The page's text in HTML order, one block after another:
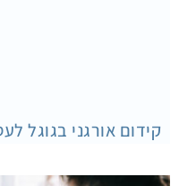
קידום אורגני בגוגל